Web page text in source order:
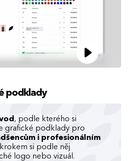
podklady
, podle kterého si
grafické podklady pro
i profesionálním
si podle něj
logo nebo vizuál.